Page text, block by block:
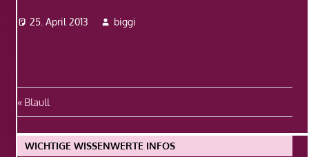
25. April 2013 biggi
Beitragsnavigation
Vorheriger
Beitrag:
Blaull
WICHTIGE WISSENWERTE INFOS